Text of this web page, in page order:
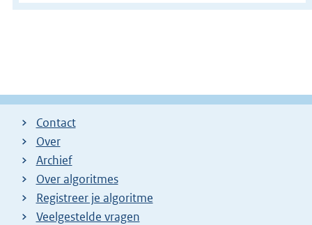
Contact
Over
Archief
Over algoritmes
Registreer je algoritme
Veelgestelde vragen